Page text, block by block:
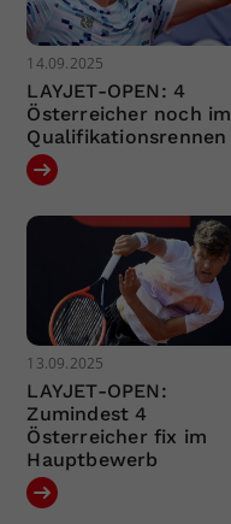
14.09.2025
LAYJET-OPEN: 4
Österreicher noch im
Qualifikationsrennen
13.09.2025
LAYJET-OPEN:
Zumindest 4
Österreicher fix im
Hauptbewerb